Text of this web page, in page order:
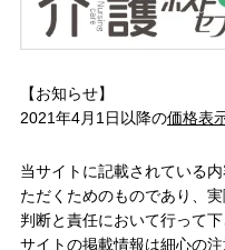
【お知らせ】
2021年4月1日以降の価格表
当サイトに記載されている
ただくためのものであり、
判断と責任において行って
サイトの掲載情報は細心の